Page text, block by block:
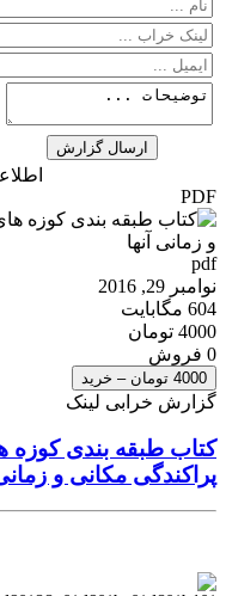
PDF
pdf
نوامبر 29, 2016
604 مگابایت
4000 تومان
0 فروش
4000 تومان – خرید
گزارش خرابی لینک
کتاب طبقه بندی کوزه
پراکندگی مکانی و